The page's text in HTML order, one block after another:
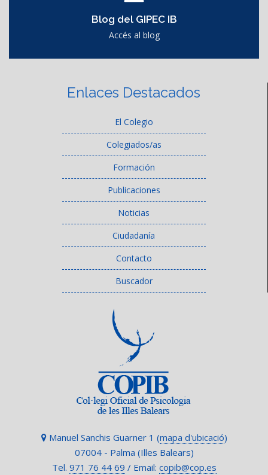
Blog del GIPEC IB
Accés al blog
Enlaces Destacados
El Colegio
Colegiados/as
Formación
Publicaciones
Noticias
Ciudadanía
Contacto
Buscador
Manuel Sanchis Guarner 1 (mapa d'ubicació)
07004 - Palma (Illes Balears)
Tel. 971 76 44 69 / Email: copib@cop.es